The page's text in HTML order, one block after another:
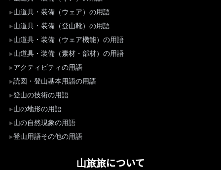
山道具・装備（ウェア）の用語
山道具・装備（登山靴）の用語
山道具・装備（ウェア機能）の用語
山道具・装備（素材・部材）の用語
アクティビティの用語
読図・登山基本用語の用語
登山の技術の用語
山の地形の用語
山の自然現象の用語
登山用語その他の用語
山旅旅について